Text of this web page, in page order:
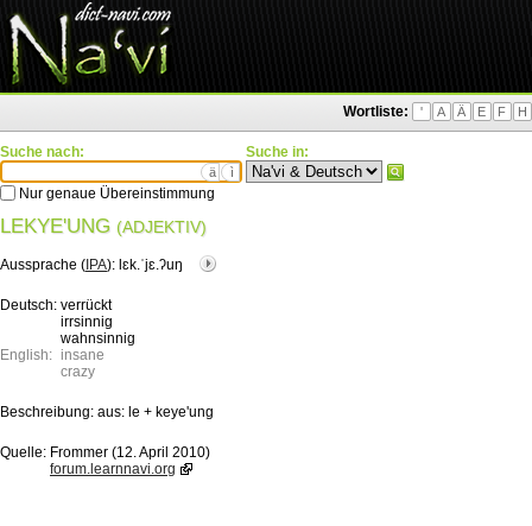
Wortliste: ' A Ä E F H
Suche nach:
ä ì
Nur genaue Übereinstimmung
Suche in:
LEKYE'UNG (ADJEKTIV)
Aussprache ( IPA): lɛk.ˈjɛ.ʔuŋ
Deutsch: verrückt
irrsinnig
wahnsinnig
English: insane
crazy
Beschreibung: aus: le + keye'ung
Quelle: Frommer (12. April 2010)
forum.learnnavi.org